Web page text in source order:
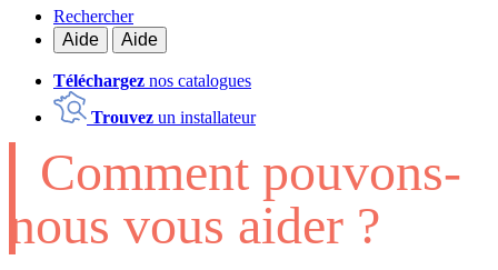
Rechercher
Aide
Aide
Téléchargez nos catalogues
Trouvez un installateur
Comment pouvons-
nous vous aider ?